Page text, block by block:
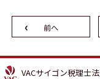
前へ
VACサイゴン税理士